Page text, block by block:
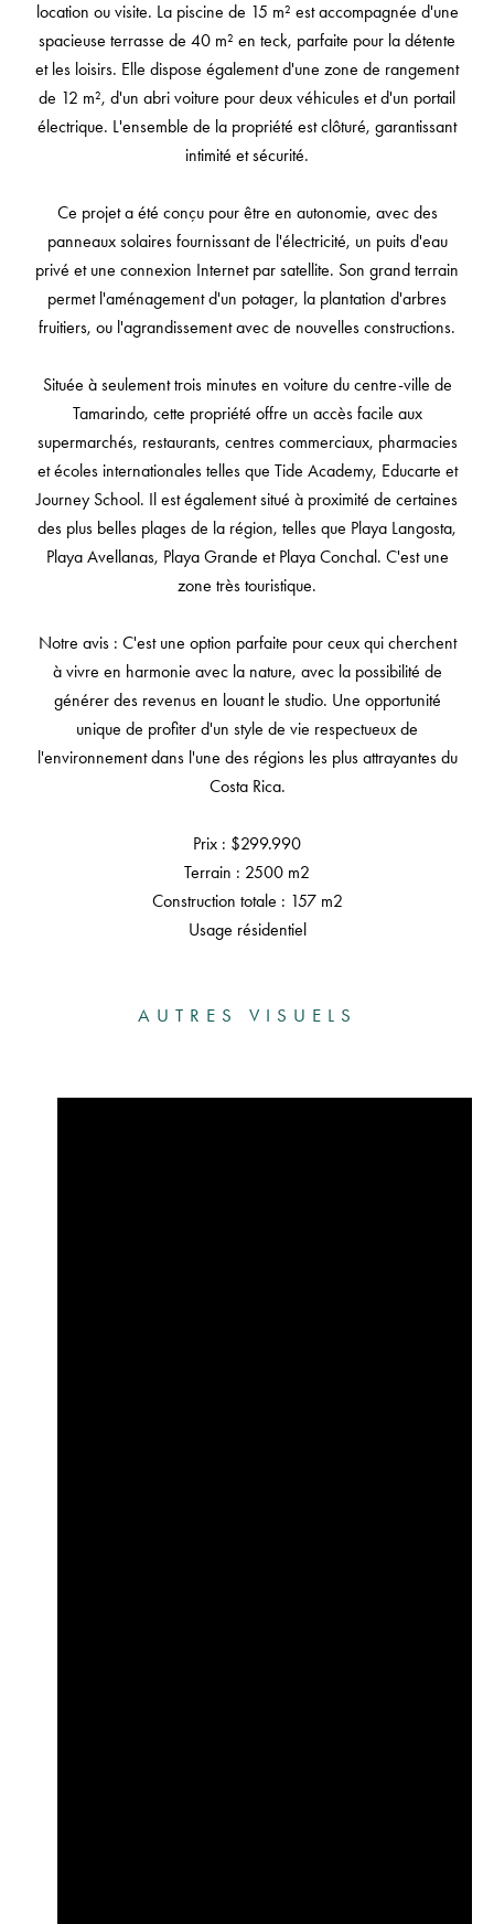
location ou visite. La piscine de 15 m² est accompagnée d'une
spacieuse terrasse de 40 m² en teck, parfaite pour la détente
et les loisirs. Elle dispose également d'une zone de rangement
de 12 m², d'un abri voiture pour deux véhicules et d'un portail
électrique. L'ensemble de la propriété est clôturé, garantissant
intimité et sécurité.
Ce projet a été conçu pour être en autonomie, avec des
panneaux solaires fournissant de l'électricité, un puits d'eau
privé et une connexion Internet par satellite. Son grand terrain
permet l'aménagement d'un potager, la plantation d'arbres
fruitiers, ou l'agrandissement avec de nouvelles constructions.
Située à seulement trois minutes en voiture du centre-ville de
Tamarindo, cette propriété offre un accès facile aux
supermarchés, restaurants, centres commerciaux, pharmacies
et écoles internationales telles que Tide Academy, Educarte et
Journey School. Il est également situé à proximité de certaines
des plus belles plages de la région, telles que Playa Langosta,
Playa Avellanas, Playa Grande et Playa Conchal. C'est une
zone très touristique.
Notre avis : C'est une option parfaite pour ceux qui cherchent
à vivre en harmonie avec la nature, avec la possibilité de
générer des revenus en louant le studio. Une opportunité
unique de profiter d'un style de vie respectueux de
l'environnement dans l'une des régions les plus attrayantes du
Costa Rica.
Prix : $299.990
Terrain : 2500 m2
Construction totale : 157 m2
Usage résidentiel
AUTRES VISUELS